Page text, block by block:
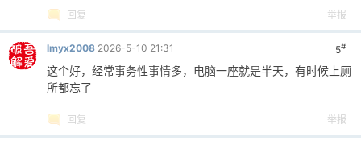
回复 举报
5#
lmyx2008 2026-5-10 21:31
这个好，经常事务性事情多，电脑一座就是半天，有时候上厕
所都忘了
回复 举报